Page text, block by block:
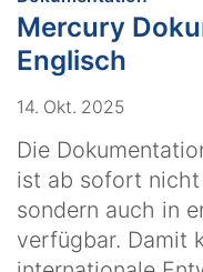
Mercury
Englisch
14. Okt. 2025
Die
ist ab sofort nicht
sondern auch in
verfügbar. Damit